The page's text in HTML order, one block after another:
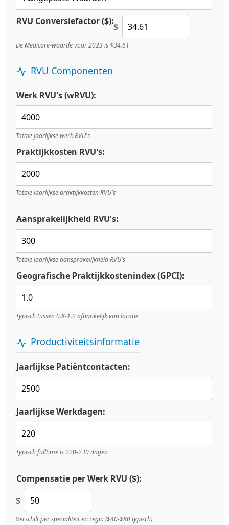
RVU Conversiefactor ($):$
De Medicare-waarde voor 2023 is $34.61
RVU Componenten
Werk RVU's (wRVU):
Totale jaarlijkse werk RVU's
Praktijkkosten RVU's:
Totale jaarlijkse praktijkkosten RVU's
Aansprakelijkheid RVU's:
Totale jaarlijkse aansprakelijkheid RVU's
Geografische Praktijkkostenindex (GPCI):
Typisch tussen 0.8-1.2 afhankelijk van locatie
Productiviteitsinformatie
Jaarlijkse Patiëntcontacten:
Jaarlijkse Werkdagen:
Typisch fulltime is 220-230 dagen
Compensatie per Werk RVU ($):
$
Verschilt per specialiteit en regio ($40-$80 typisch)